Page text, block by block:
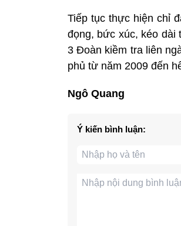
Tiếp tục thực hiện chỉ
đọng, bức xúc, kéo dài
3 Đoàn kiềm tra liên
phủ từ năm 2009 đến
Ngô Quang
Ý kiến bình luận: